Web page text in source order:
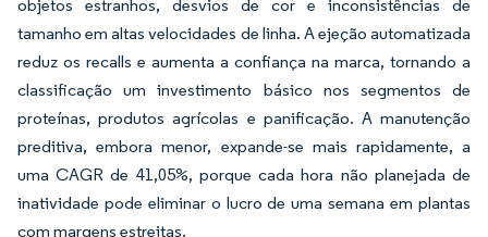
objetos estranhos, desvios de cor e inconsistências de
tamanho em altas velocidades de linha. A ejeção automatizada
reduz os recalls e aumenta a confiança na marca, tornando a
classificação um investimento básico nos segmentos de
proteínas, produtos agrícolas e panificação. A manutenção
preditiva, embora menor, expande-se mais rapidamente, a
uma CAGR de 41,05%, porque cada hora não planejada de
inatividade pode eliminar o lucro de uma semana em plantas
com margens estreitas.